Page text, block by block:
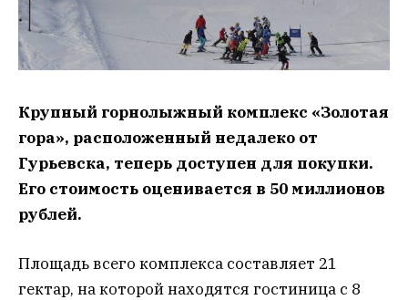
Крупный горнолыжный комплекс «Золотая
гора», расположенный недалеко от
Гурьевска, теперь доступен для покупки.
Его стоимость оценивается в 50 миллионов
рублей.
Площадь всего комплекса составляет 21
гектар, на которой находятся гостиница с 8